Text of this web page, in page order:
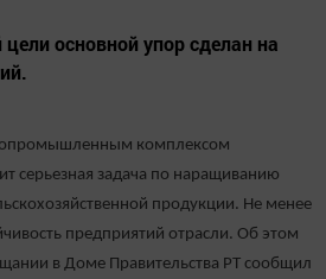
основной упор сделан на
комплексом
серьезная задача по наращиванию
продукции. Не менее
предприятий отрасли. Об этом
в Доме Правительства РТ сообщил